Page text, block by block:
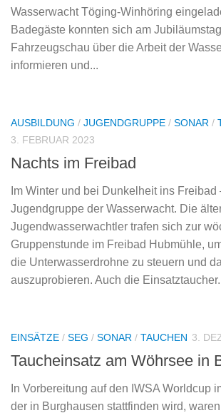
Wasserwacht Töging-Winhöring
Badegäste konnten sich am
Fahrzeugschau über die Arbeit der
informieren und...
AUSBILDUNG / JUGENDGRUPPE / SONAR /
3. FEBRUAR 2023
Nachts im Freibad
Im Winter und bei Dunkelheit ins Freibad
Jugendgruppe der Wasserwacht. Die
Jugendwasserwachtler trafen sich zur
Gruppenstunde im Freibad Hubmühle,
die Unterwasserdrohne zu steuern und
auszuprobieren. Auch die
EINSÄTZE / SEG / SONAR / TAUCHEN 3.
Taucheinsatz am Wöhrsee in
In Vorbereitung auf den IWSA Worldcup
der in Burghausen stattfinden wird,